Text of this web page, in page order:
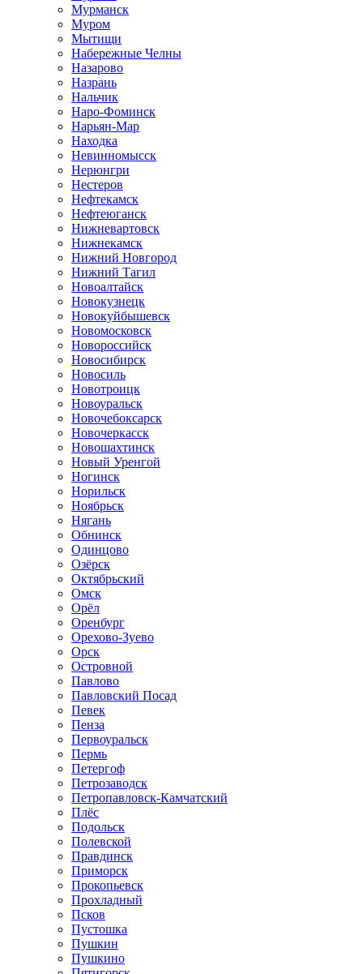
Мурманск
Муром
Мытищи
Набережные Челны
Назарово
Назрань
Нальчик
Наро-Фоминск
Нарьян-Мар
Находка
Невинномысск
Нерюнгри
Нестеров
Нефтекамск
Нефтеюганск
Нижневартовск
Нижнекамск
Нижний Новгород
Нижний Тагил
Новоалтайск
Новокузнецк
Новокуйбышевск
Новомосковск
Новороссийск
Новосибирск
Новосиль
Новотроицк
Новоуральск
Новочебоксарск
Новочеркасск
Новошахтинск
Новый Уренгой
Ногинск
Норильск
Ноябрьск
Нягань
Обнинск
Одинцово
Озёрск
Октябрьский
Омск
Орёл
Оренбург
Орехово-Зуево
Орск
Островной
Павлово
Павловский Посад
Певек
Пенза
Первоуральск
Пермь
Петергоф
Петрозаводск
Петропавловск-Камчатский
Плёс
Подольск
Полевской
Правдинск
Приморск
Прокопьевск
Прохладный
Псков
Пустошка
Пушкин
Пушкино